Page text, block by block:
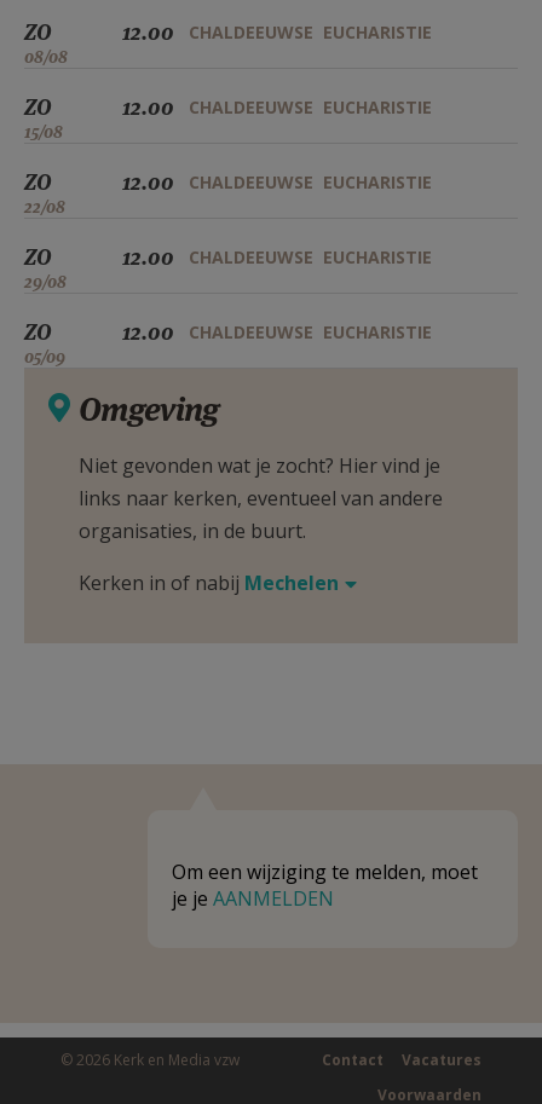
ZO
08/08
12.00 CHALDEEUWSE EUCHARISTIE
ZO
15/08
12.00 CHALDEEUWSE EUCHARISTIE
ZO
22/08
12.00 CHALDEEUWSE EUCHARISTIE
ZO
29/08
12.00 CHALDEEUWSE EUCHARISTIE
ZO
05/09
12.00 CHALDEEUWSE EUCHARISTIE
Omgeving
Niet gevonden wat je zocht? Hier vind je
links naar kerken, eventueel van andere
organisaties, in de buurt.
Kerken in of nabij Mechelen
Om een wijziging te melden, moet
je je AANMELDEN
© 2026 Kerk en Media vzw Vacatures
Contact
Voorwaarden